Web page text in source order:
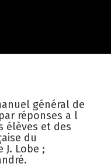
général de
réponses a l
élèves et des
du
Lobe ;